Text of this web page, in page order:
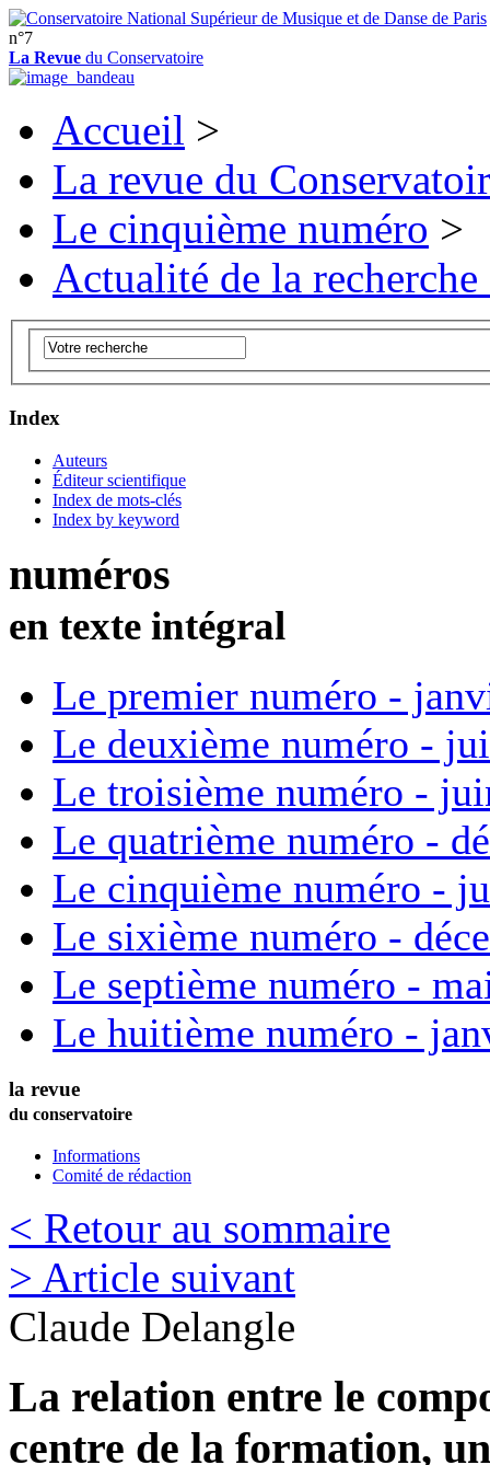
n°7
La Revue du Conservatoire
Accueil >
La revue du
Le cinquième numéro >
Actualité de la
Index
Auteurs
Éditeur scientifique
Index de mots-clés
Index by keyword
numéros
en texte intégral
Le premier numéro -
Le deuxième numéro -
Le troisième numéro -
Le quatrième numéro -
Le cinquième numéro -
Le sixième numéro -
Le septième numéro -
Le huitième numéro -
la revue
du conservatoire
Informations
Comité de rédaction
< Retour au sommaire
> Article suivant
Claude Delangle
La relation entre le
centre de la formation,